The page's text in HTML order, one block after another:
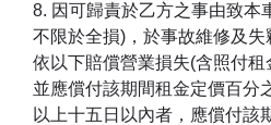
8. 因可歸責於乙方之事由致本
不限於全損)，於事故維修及
依以下賠償營業損失(含照付租
並應償付該期間租金定價百分
以上十五日以內者，應償付該